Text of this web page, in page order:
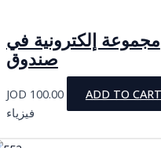
مجموعة إلكترونية في
صندوق
JOD 100.00
ADD TO CART
فيزياء